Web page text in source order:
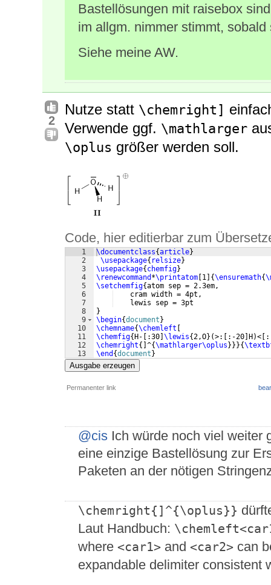
Bastellösungen mit raisebox
im allgm. nimmer stimmt,
Siehe meine AW.
2
Nutze statt \chemright]
Verwende ggf. \mathlarger
\oplus größer werden soll.
Code, hier editierbar zum
1
2
3
4
5
6
7
8
9
10
11
12
13
\documentclass{article}
\usepackage{ relsize}
\usepackage{ chemfig}
\renewcommand *\printatom 1 {\ensuremath{
\setchemfig{atom sep = 2.3em,
    cram width = 4pt,
    lewis sep = 3pt
}
\begin{document }
\chemname{\chemleft
\chemfig{ H- :30 \lewis{2,O} (>: :-20 H )<
\chemright{ ^{\mathlarger\oplus }}}{
\end {document }
Ausgabe erzeugen
Permanenter link
@cis Ich würde noch viel weiter
eine einzige Bastellösung zur
Paketen an der nötigen
\chemright{]^{\oplus}}
Laut Handbuch:
where <car1> and <car2> can
expandable delimiter consistent